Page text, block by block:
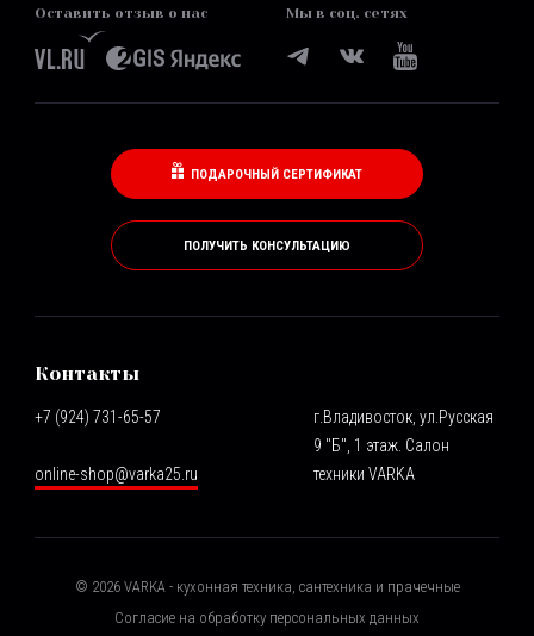
Оставить отзыв о нас Мы в соц. сетях
ПОДАРОЧНЫЙ СЕРТИФИКАТ
ПОЛУЧИТЬ КОНСУЛЬТАЦИЮ
Контакты
+7 (924) 731-65-57
online-shop@varka25.ru
г.Владивосток, ул.Русская
9 "Б", 1 этаж. Салон
техники VARKA
© 2026VARKA - кухонная техника, сантехника и прачечные
Согласие на обработку персональных данных